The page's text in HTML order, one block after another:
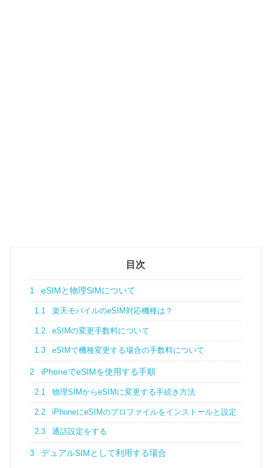
目次
1 eSIMと物理SIMについて
1.1 楽天モバイルのeSIM対応機種は？
1.2 eSIMの変更手数料について
1.3 eSIMで機種変更する場合の手数料について
2 iPhoneでeSIMを使用する手順
2.1 物理SIMからeSIMに変更する手続き方法
2.2 iPhoneにeSIMのプロファイルをインストールと設定
2.3 通話設定をする
3 デュアルSIMとして利用する場合